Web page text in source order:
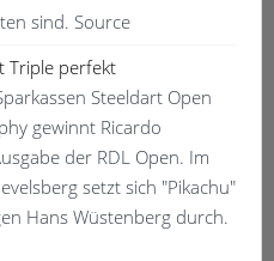
sind. Source
Triple perfekt
Steeldart Open
gewinnt Ricardo
der RDL Open. Im
setzt sich "Pikachu"
Hans Wüstenberg durch.